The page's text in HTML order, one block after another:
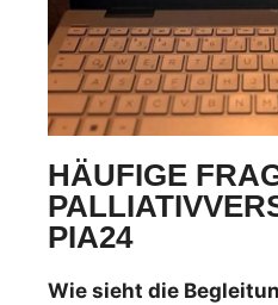
HÄUFIGE
PIA24
Wie sieht die